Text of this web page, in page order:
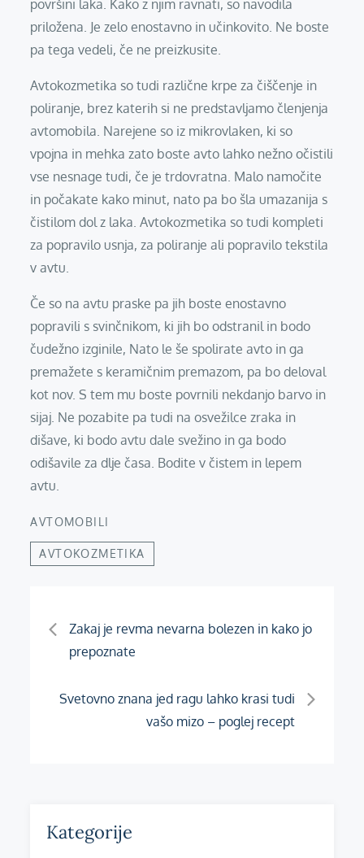
površini laka. Kako z njim ravnati, so navodila
priložena. Je zelo enostavno in učinkovito. Ne boste
pa tega vedeli, če ne preizkusite.
Avtokozmetika so tudi različne krpe za čiščenje in
poliranje, brez katerih si ne predstavljamo členjenja
avtomobila. Narejene so iz mikrovlaken, ki so
vpojna in mehka zato boste avto lahko nežno očistili
vse nesnage tudi, če je trdovratna. Malo namočite
in počakate kako minut, nato pa bo šla umazanija s
čistilom dol z laka. Avtokozmetika so tudi kompleti
za popravilo usnja, za poliranje ali popravilo tekstila
v avtu.
Če so na avtu praske pa jih boste enostavno
popravili s svinčnikom, ki jih bo odstranil in bodo
čudežno izginile, Nato le še spolirate avto in ga
premažete s keramičnim premazom, pa bo deloval
kot nov. S tem mu boste povrnili nekdanjo barvo in
sijaj. Ne pozabite pa tudi na osvežilce zraka in
dišave, ki bodo avtu dale svežino in ga bodo
odišavile za dlje časa. Bodite v čistem in lepem
avtu.
AVTOMOBILI
AVTOKOZMETIKA
Navigacija
prispevka
Zakaj je revma nevarna bolezen in kako jo
prepoznate
Svetovno znana jed ragu lahko krasi tudi
vašo mizo – poglej recept
Kategorije